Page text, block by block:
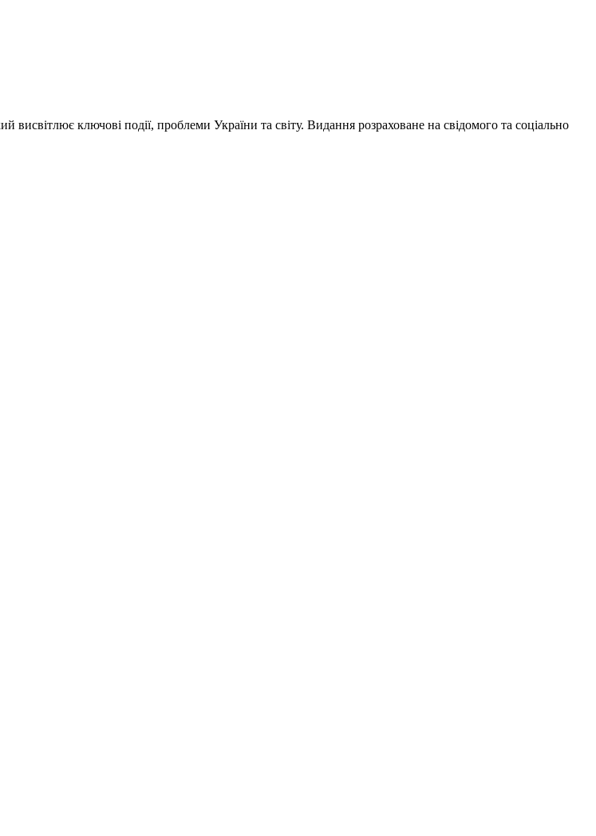
ключові події, проблеми України та світу. Видання розраховане на свідомого та соціально